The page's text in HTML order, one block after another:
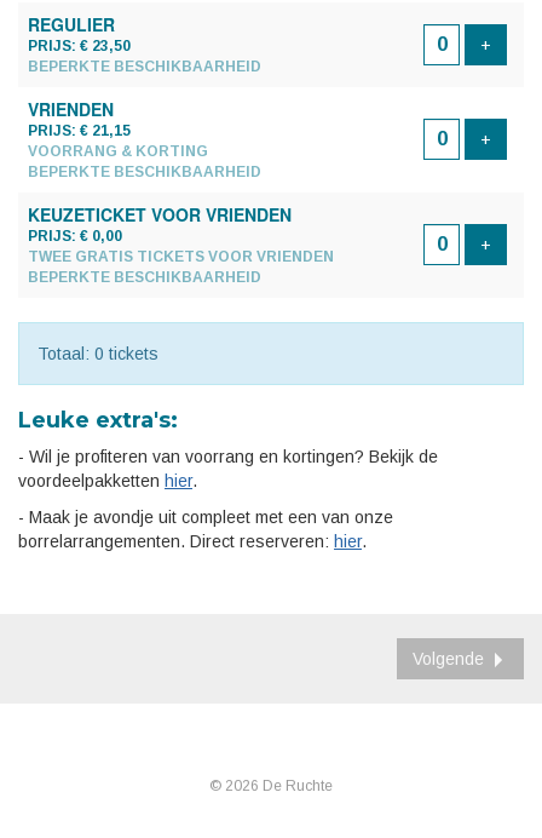
TICKETS
REGULIER
PRIJS: € 23,50
BEPERKTE BESCHIKBAARHEID
+
VRIENDEN
PRIJS: € 21,15
VOORRANG & KORTING
BEPERKTE BESCHIKBAARHEID
+
KEUZETICKET VOOR VRIENDEN
PRIJS: € 0,00
TWEE GRATIS TICKETS VOOR VRIENDEN
BEPERKTE BESCHIKBAARHEID
+
Totaal: 0 tickets
Leuke extra's:
- Wil je profiteren van voorrang en kortingen? Bekijk de
voordeelpakketten hier.
- Maak je avondje uit compleet met een van onze
borrelarrangementen. Direct reserveren: hier.
Volgende
© 2026 De Ruchte